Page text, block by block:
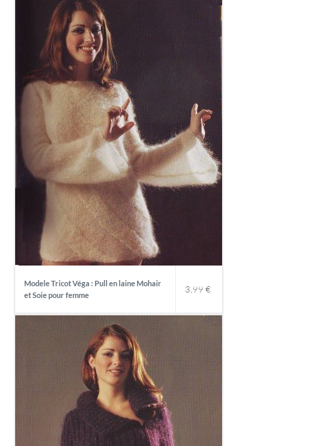
3,99 €
Modele Tricot Véga : Pull en laine Mohair
et Soie pour femme